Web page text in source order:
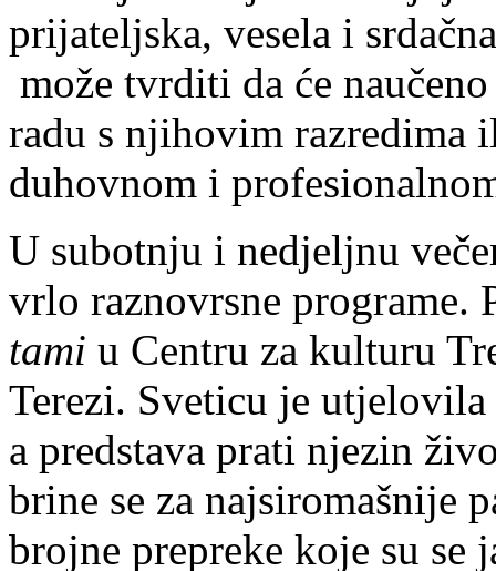
prijateljska, vesela i
može tvrditi da će
radu s njihovim razredima
duhovnom i
U subotnju i nedjeljnu
vrlo raznovrsne programe.
tami u Centru za kulturu
Terezi. Sveticu je
a predstava prati njezin
brine se za najsiromašnije
brojne prepreke koje su se